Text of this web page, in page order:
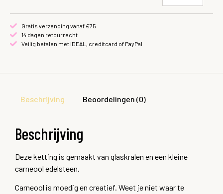
Gratis verzending vanaf €75
14 dagen retourrecht
Veilig betalen met iDEAL, creditcard of PayPal
Beschrijving Beoordelingen (0)
Beschrijving
Deze ketting is gemaakt van glaskralen en een kleine
carneool edelsteen.
Carneool is moedig en creatief. Weet je niet waar te